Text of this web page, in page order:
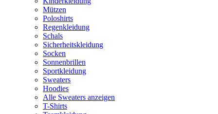
Mützen
Poloshirts
Regenkleidung
Schals
Sicherheitskleidung
Socken
Sonnenbrillen
Sportkleidung
Sweaters
Hoodies
Alle Sweaters anzeigen
T-Shirts